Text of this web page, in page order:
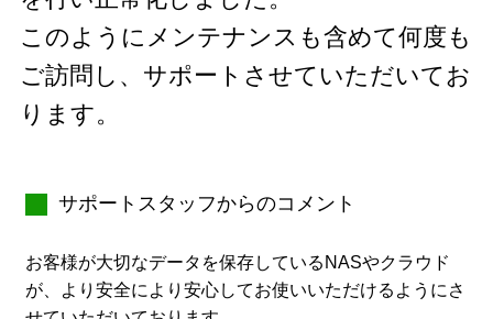
このようにメンテナンスも含めて何度も
ご訪問し、サポートさせていただいてお
ります。
サポートスタッフからのコメント
お客様が大切なデータを保存しているNASやクラウド
が、より安全により安心してお使いいただけるようにさ